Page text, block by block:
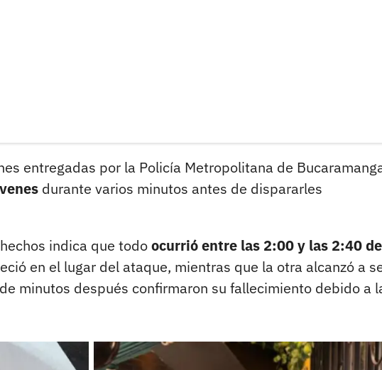
entregadas por la Policía Metropolitana de
durante varios minutos antes de dispararles
indica que todoocurrió entre las 2:00 y las 2:40
en el lugar del ataque, mientras que la otra alcanzó a
minutos después confirmaron su fallecimiento debido a